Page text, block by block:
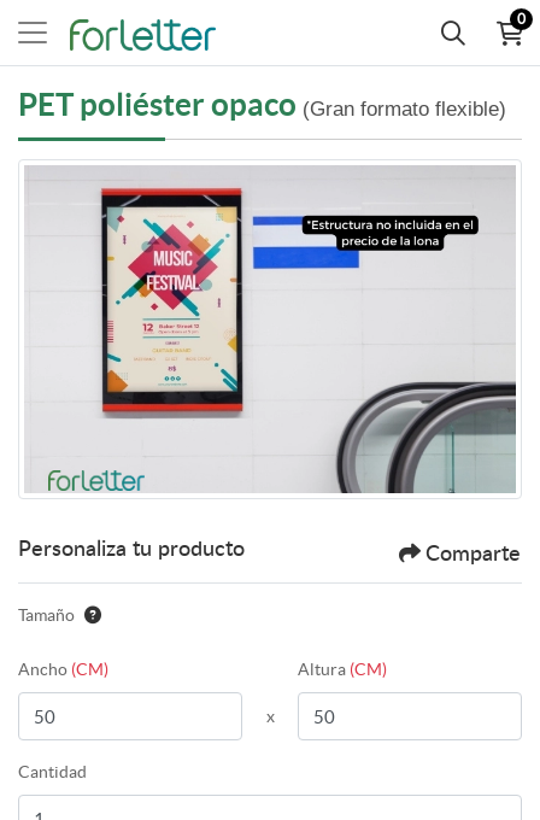
0
PET poliéster opaco (Gran formato flexible)
Personaliza tu producto Comparte
Tamaño
Ancho (CM) Altura(CM)
x
Cantidad